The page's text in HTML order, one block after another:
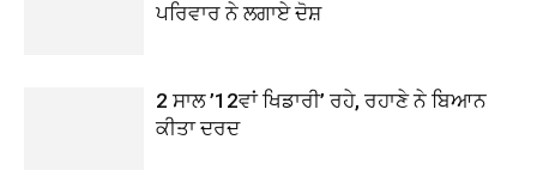
ਪਰਿਵਾਰ ਨੇ ਲਗਾਏ ਦੋਸ਼
2 ਸਾਲ ’12ਵਾਂ ਖਿਡਾਰੀ’ ਰਹੇ, ਰਹਾਣੇ ਨੇ ਬਿਆਨ
ਕੀਤਾ ਦਰਦ